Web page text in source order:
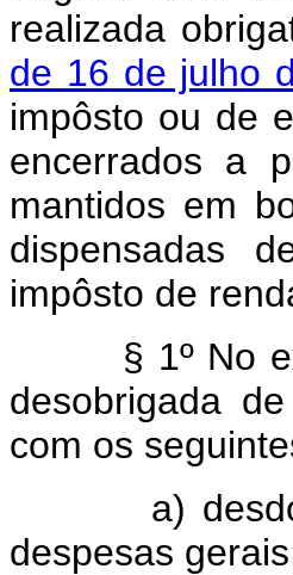
realizada
de 16 de julho
impôsto ou de
encerrados a
mantidos em
dispensadas
impôsto de
§ 1º No
desobrigada
com os
a)
despesas